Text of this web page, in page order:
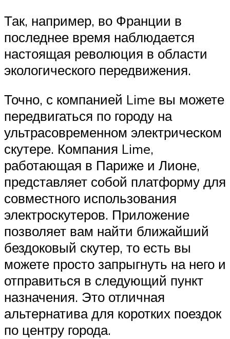
Так, например, во Франции в
последнее время наблюдается
настоящая революция в области
экологического передвижения.
Точно, с компанией Lime вы можете
передвигаться по городу на
ультрасовременном электрическом
скутере. Компания Lime,
работающая в Париже и Лионе,
представляет собой платформу для
совместного использования
электроскутеров. Приложение
позволяет вам найти ближайший
бездоковый скутер, то есть вы
можете просто запрыгнуть на него и
отправиться в следующий пункт
назначения. Это отличная
альтернатива для коротких поездок
по центру города.